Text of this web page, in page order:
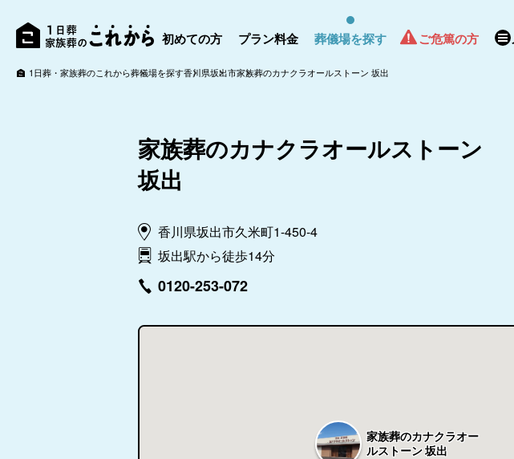
初めての方 プラン料金 葬儀場を探す ご危篤の方
1日葬・家族葬のこれから葬儀場を探す香川県坂出市家族葬のカナクラオールストーン 坂出
家族葬のカナクラオールストーン
坂出
香川県坂出市久米町1-450-4
坂出駅から徒歩14分
0120-253-072
家族葬のカナクラオー
ルストーン 坂出